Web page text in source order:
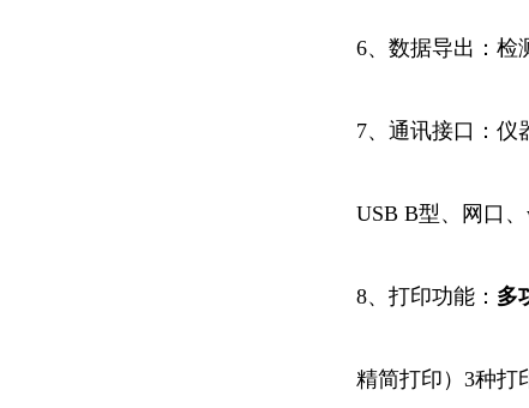
6、数据导出：检
7、通讯接口：仪
USB B型、网口、
8、打印功能： 多
精简打印）3种打